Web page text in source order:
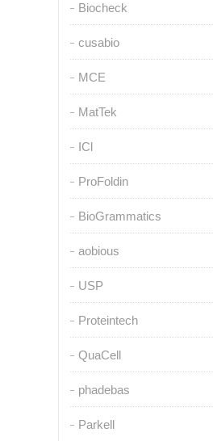
Biocheck
cusabio
MCE
MatTek
ICl
ProFoldin
BioGrammatics
aobious
USP
Proteintech
QuaCell
phadebas
Parkell